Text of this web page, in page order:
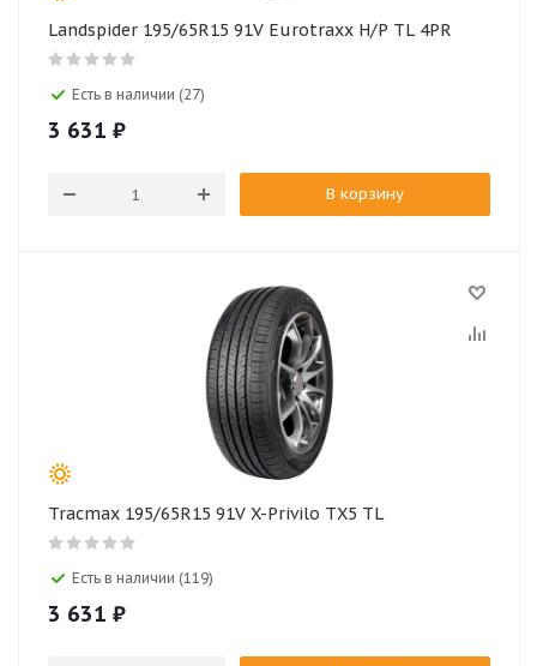
Landspider 195/65R15 91V Eurotraxx H/P TL 4PR
Есть в наличии (27)
3 631 ₽
В корзину
Tracmax 195/65R15 91V X-Privilo TX5 TL
Есть в наличии (119)
3 631 ₽